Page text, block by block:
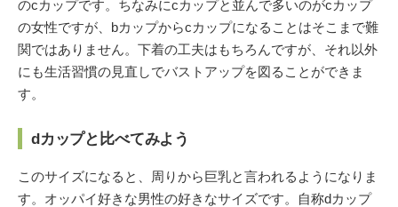
のcカップです。ちなみにcカップと並んで多いのがcカップ
の女性ですが、bカップからcカップになることはそこまで難
関ではありません。下着の工夫はもちろんですが、それ以外
にも生活習慣の見直しでバストアップを図ることができま
す。
dカップと比べてみよう
このサイズになると、周りから巨乳と言われるようになりま
す。オッパイ好きな男性の好きなサイズです。自称dカップ